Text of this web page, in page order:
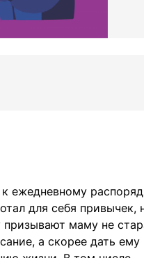
ежедневному
для себя привычек,
маму не
а скорее дать